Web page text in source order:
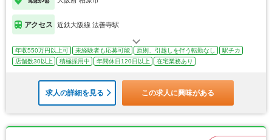
アクセス 近鉄大阪線 法善寺駅
年収550万円以上可 未経験者も応募可能 原則、引越しを伴う転勤なし
駅チカ
店舗数30以上
積極採用中 年間休日120日以上 在宅業務あり
求人の詳細を見る この求人に興味がある